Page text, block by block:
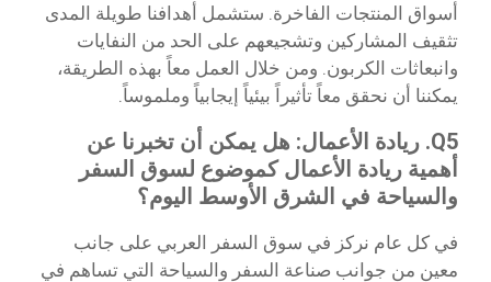
أسواق المنتجات الفاخرة. ستشمل أهدافنا طويلة المدى
تثقيف المشاركين وتشجيعهم على الحد من النفايات
وانبعاثات الكربون. ومن خلال العمل معاً بهذه الطريقة،
يمكننا أن نحقق معاً تأثيراً بيئياً إيجابياً وملموساً.
Q5. ريادة الأعمال: هل يمكن أن تخبرنا عن
أهمية ريادة الأعمال كموضوع لسوق السفر
والسياحة في الشرق الأوسط اليوم؟
في كل عام نركز في سوق السفر العربي على جانب
معين من جوانب صناعة السفر والسياحة التي تساهم في